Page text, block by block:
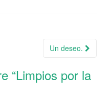
entradaUn deseo.
“Limpios por la